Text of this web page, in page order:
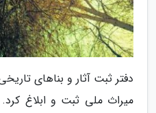
دفتر ثبت آثار و بناهای
میراث ملی ثبت و ابلاغ